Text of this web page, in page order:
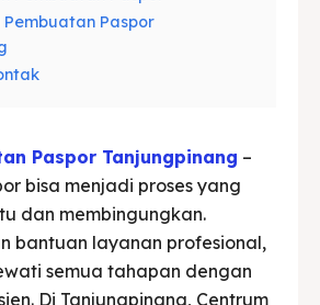
Paspor
Paspor Tanjungpinang –
bisa menjadi proses yang
dan membingungkan.
bantuan layanan profesional,
semua tahapan dengan
Di Tanjungpinang, Centrum